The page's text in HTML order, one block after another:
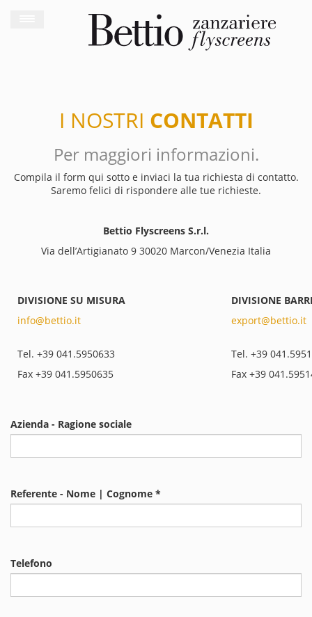
I NOSTRI CONTATTI
Per maggiori informazioni.
Compila il form qui sotto e inviaci la tua richiesta di contatto.
Saremo felici di rispondere alle tue richieste.
Bettio Flyscreens S.r.l.
Via dell’Artigianato 9 30020 Marcon/Venezia Italia
DIVISIONE SU MISURA
info@bettio.it
Tel. +39 041.5950633
Fax +39 041.5950635
DIVISIONE
export@bettio.it
Tel. +39
Fax +39
Azienda - Ragione sociale
Referente - Nome | Cognome *
Telefono